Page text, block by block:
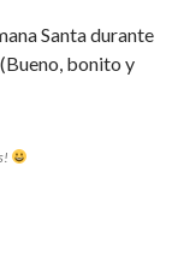
Santa durante
(Bueno, bonito y